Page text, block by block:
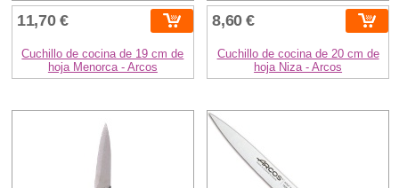
11,70 €
Cuchillo de cocina de 19 cm de
hoja Menorca - Arcos
8,60 €
Cuchillo de cocina de 20 cm de
hoja Niza - Arcos